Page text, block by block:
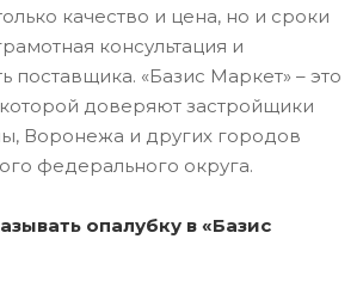
качество и цена, но и сроки
консультация и
поставщика. «Базис Маркет» – это
доверяют застройщики
Воронежа и других городов
федерального округа.
опалубку в «Базис